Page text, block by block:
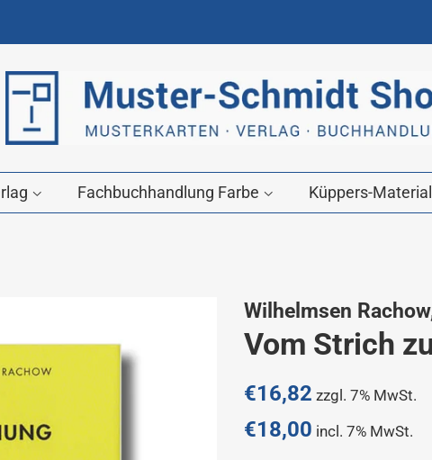
Fachbuchhandlung Farbe Küppers-
Wilhelmsen
Vom Strich
Normaler
€16,82 zzgl. 7% MwSt.
€18,00 incl. 7% MwSt.